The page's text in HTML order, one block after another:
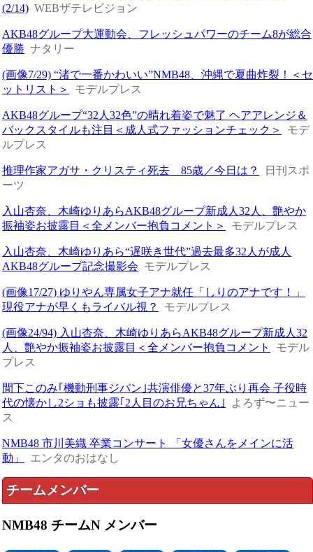
(2/14) WEBザテレビジョン
AKB48グループ大運動会、フレッシュパワーのチーム8が総合
優勝 ナタリー
(画像7/29) “渚で一番かわいい”NMB48、沖縄で夏曲炸裂！＜セ
ットリスト＞
モデルプレス
AKB48グループ“32人32色”の晴れ着姿で魅了 ヘアアレンジ＆
バックスタイルも注目＜成人式ファッションチェック＞
モデ
ルプレス
推理作家アガサ・クリスティ死去 85歳／今日は？
日刊スポ
ーツ
入山杏奈、木崎ゆりあらAKB48グループ新成人32人、艶やか
振袖姿お披露目＜全メンバー抱負コメント＞
モデルプレス
入山杏奈、木崎ゆりあら“遅咲き世代”過去最多32人が成人
AKB48グループ記念撮影会 モデルプレス
(画像17/27) ゆりやん専属女子アナ就任「しりのアナです！」
現役アナが早くもライバル視？
モデルプレス
(画像24/94) 入山杏奈、木崎ゆりあらAKB48グループ新成人32
人、艶やか振袖姿お披露目＜全メンバー抱負コメント
モデル
プレス
間下このみ｢機動刑事ジバン｣共演俳優と37年ぶり再会 子役時
代の懐かし2ショも披露｢2人目のお兄ちゃん｣
よろず〜ニュー
ス
NMB48 市川美織 卒業コンサート 「女優さんをメインに活
動」
エンタのおはなし
チームメンバー
NMB48 チームN メンバー